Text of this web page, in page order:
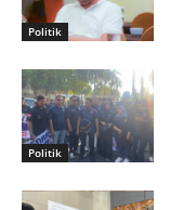
Politik
Politik